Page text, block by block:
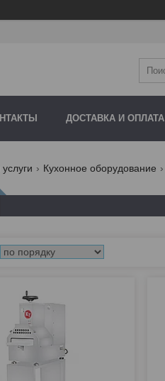
ДОСТАВКА И ОПЛАТА
Кухонное оборудование